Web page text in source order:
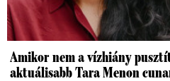
Amikor nem a vízhiány
aktuálisabb Tara Menon